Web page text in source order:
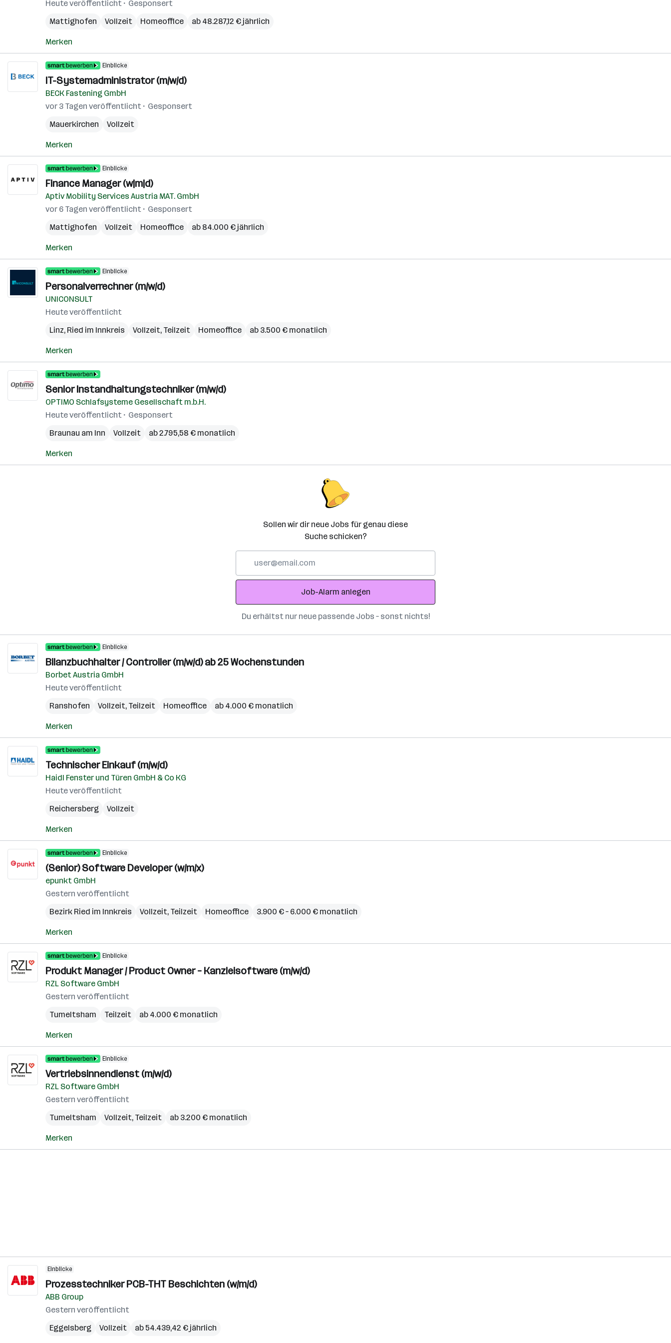
Heute veröffentlicht
Gesponsert
Mattighofen
Vollzeit Homeoffice ab 48.287,12 € jährlich
Merken
Einblicke
IT-Systemadministrator (m/w/d)
BECK Fastening GmbH
vor 3 Tagen veröffentlicht
Gesponsert
Mauerkirchen
Vollzeit
Merken
Einblicke
Finance Manager (w|m|d)
Aptiv Mobility Services Austria MAT. GmbH
vor 6 Tagen veröffentlicht
Gesponsert
Mattighofen
Vollzeit Homeoffice ab 84.000 € jährlich
Merken
Einblicke
Personalverrechner (m/w/d)
UNICONSULT
Heute veröffentlicht
Linz, Ried im Innkreis Vollzeit, Teilzeit Homeoffice ab 3.500 € monatlich
Merken
Senior Instandhaltungstechniker (m/w/d)
OPTIMO Schlafsysteme Gesellschaft m.b.H.
Heute veröffentlicht
Gesponsert
Braunau am Inn
Vollzeit ab 2.795,58 € monatlich
Merken
Sollen wir dir neue Jobs für genau diese
Suche schicken?
Adresse
Job-Alarm anlegen
Du erhältst nur neue passende Jobs – sonst nichts!
Einblicke
Bilanzbuchhalter / Controller (m/w/d) ab 25 Wochenstunden
Borbet Austria GmbH
Heute veröffentlicht
Ranshofen
Vollzeit, Teilzeit Homeoffice ab 4.000 € monatlich
Merken
Technischer Einkauf (m/w/d)
Haidl Fenster und Türen GmbH & Co KG
Heute veröffentlicht
Reichersberg
Vollzeit
Merken
Einblicke
(Senior) Software Developer (w/m/x)
epunkt GmbH
Gestern veröffentlicht
Bezirk Ried im Innkreis
Vollzeit, Teilzeit Homeoffice 3.900 € – 6.000 € monatlich
Merken
Einblicke
Produkt Manager / Product Owner – Kanzleisoftware (m/w/d)
RZL Software GmbH
Gestern veröffentlicht
Tumeltsham
Teilzeit ab 4.000 € monatlich
Merken
Einblicke
Vertriebsinnendienst (m/w/d)
RZL Software GmbH
Gestern veröffentlicht
Tumeltsham
Vollzeit, Teilzeit ab 3.200 € monatlich
Merken
Einblicke
Prozesstechniker PCB-THT Beschichten (w/m/d)
ABB Group
Gestern veröffentlicht
Eggelsberg
Vollzeit ab 54.439,42 € jährlich